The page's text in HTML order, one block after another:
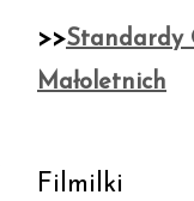
>>Standardy
Małoletnich
Filmilki